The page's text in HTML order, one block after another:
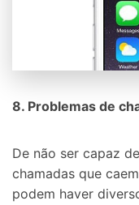
8. Problemas de
De não ser capaz
chamadas que
podem haver